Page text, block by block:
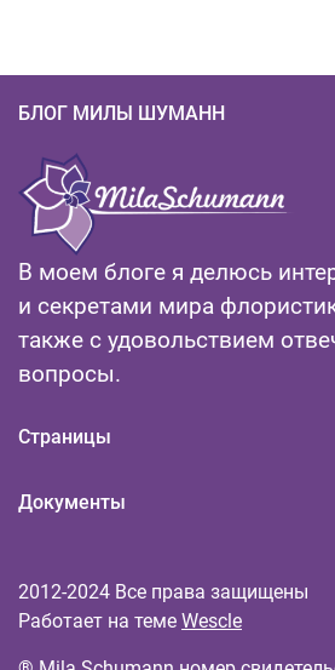
БЛОГ МИЛЫ ШУМАНН
В моем блоге я делюсь
и секретами мира
также с удовольствием
вопросы.
Страницы
Документы
2012-2024 Все права защищены
Работает на теме Wescle